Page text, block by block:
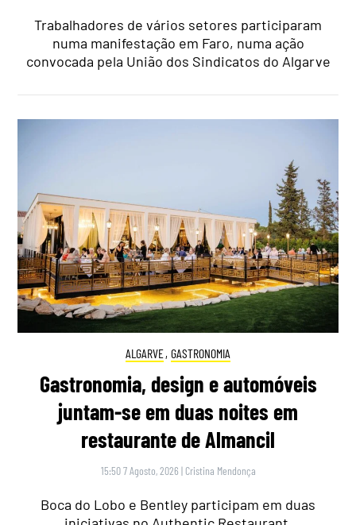
Trabalhadores de vários setores participaram
numa manifestação em Faro, numa ação
convocada pela União dos Sindicatos do Algarve
ALGARVE, GASTRONOMIA
Gastronomia, design e automóveis
juntam-se em duas noites em
restaurante de Almancil
15:50 7 Agosto, 2026 | Cristina Mendonça
Boca do Lobo e Bentley participam em duas